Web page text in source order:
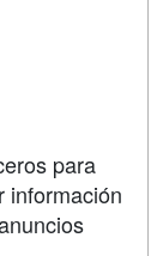
para
información